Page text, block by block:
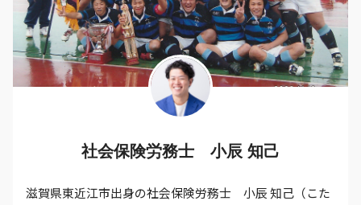
社会保険労務士 小辰 知己
滋賀県東近江市出身の社会保険労務士 小辰 知己（こた